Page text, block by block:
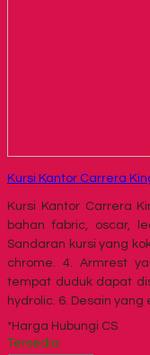
Kursi Kantor Carrera
Kursi Kantor Carrera
bahan fabric, oscar,
Sandaran kursi yang
chrome. 4. Armrest
tempat duduk dapat
hydrolic. 6. Desain
*Harga Hubungi CS
Tersedia